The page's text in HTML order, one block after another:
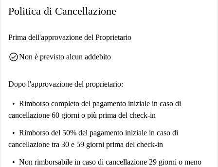
de La Buena Dicha, Calle de Los Libreros, Plaza de la Luna e molti altri
atmosfera di Madrid soggiornando in questa splendida e comoda casa.
Politica di Cancellazione
Prima dell'approvazione del Proprietario
check_circleNon è previsto alcun addebito
Dopo l'approvazione del proprietario:
Rimborso completo del pagamento iniziale in caso di
cancellazione 60 giorni o più prima del check-in
Rimborso del 50% del pagamento iniziale in caso di
cancellazione tra 30 e 59 giorni prima del check-in
Non rimborsabile in caso di cancellazione 29 giorni o meno